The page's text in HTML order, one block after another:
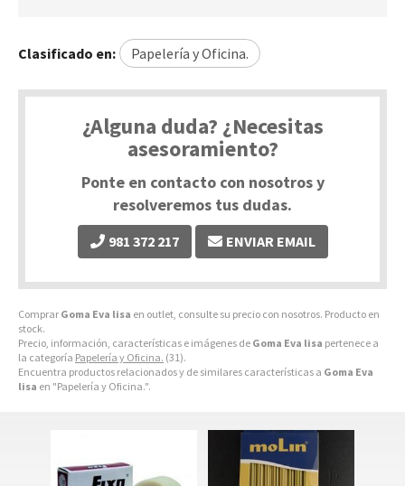
Comprar Goma Eva lisa en outlet, consulte su precio con nosotros. Producto en
stock.
Precio, información, características e imágenes de Goma Eva lisa pertenece a
la categoría Papelería y Oficina. (31).
Encuentra productos relacionados y de similares características a Goma Eva
lisa en "Papelería y Oficina.".
Clasificado en: Papelería y Oficina.
¿Alguna duda? ¿Necesitas
asesoramiento?
Ponte en contacto con nosotros y
resolveremos tus dudas.
981 372 217 ENVIAR EMAIL